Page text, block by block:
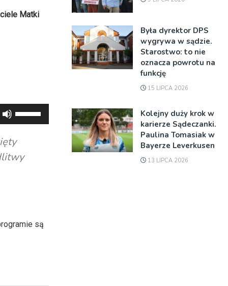
Matki
strzałek
oraz
lub
są
Była dyrektor DPS
wygrywa w sądzie.
Starostwo: to nie
oznacza powrotu na
funkcję
15 LIPCA 2026
Kolejny duży krok w
karierze Sądeczanki.
Paulina Tomasiak w
Bayerze Leverkusen
13 LIPCA 2026